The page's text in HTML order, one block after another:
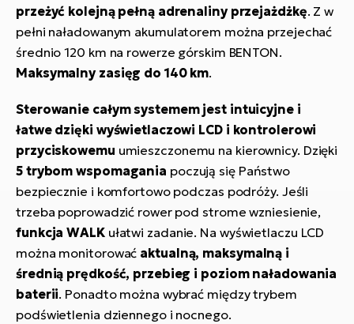
przeżyć kolejną pełną adrenaliny przejażdżkę. Z w
pełni naładowanym akumulatorem można przejechać
średnio 120 km na rowerze górskim BENTON.
Maksymalny zasięg do 140 km.
Sterowanie całym systemem jest intuicyjne i
łatwe dzięki wyświetlaczowi LCD i kontrolerowi
przyciskowemu umieszczonemu na kierownicy. Dzięki
5 trybom wspomagania poczują się Państwo
bezpiecznie i komfortowo podczas podróży. Jeśli
trzeba poprowadzić rower pod strome wzniesienie,
funkcja WALKułatwi zadanie. Na wyświetlaczu LCD
można monitorować aktualną, maksymalną i
średnią prędkość, przebieg i poziom naładowania
baterii. Ponadto można wybrać między trybem
podświetlenia dziennego i nocnego.